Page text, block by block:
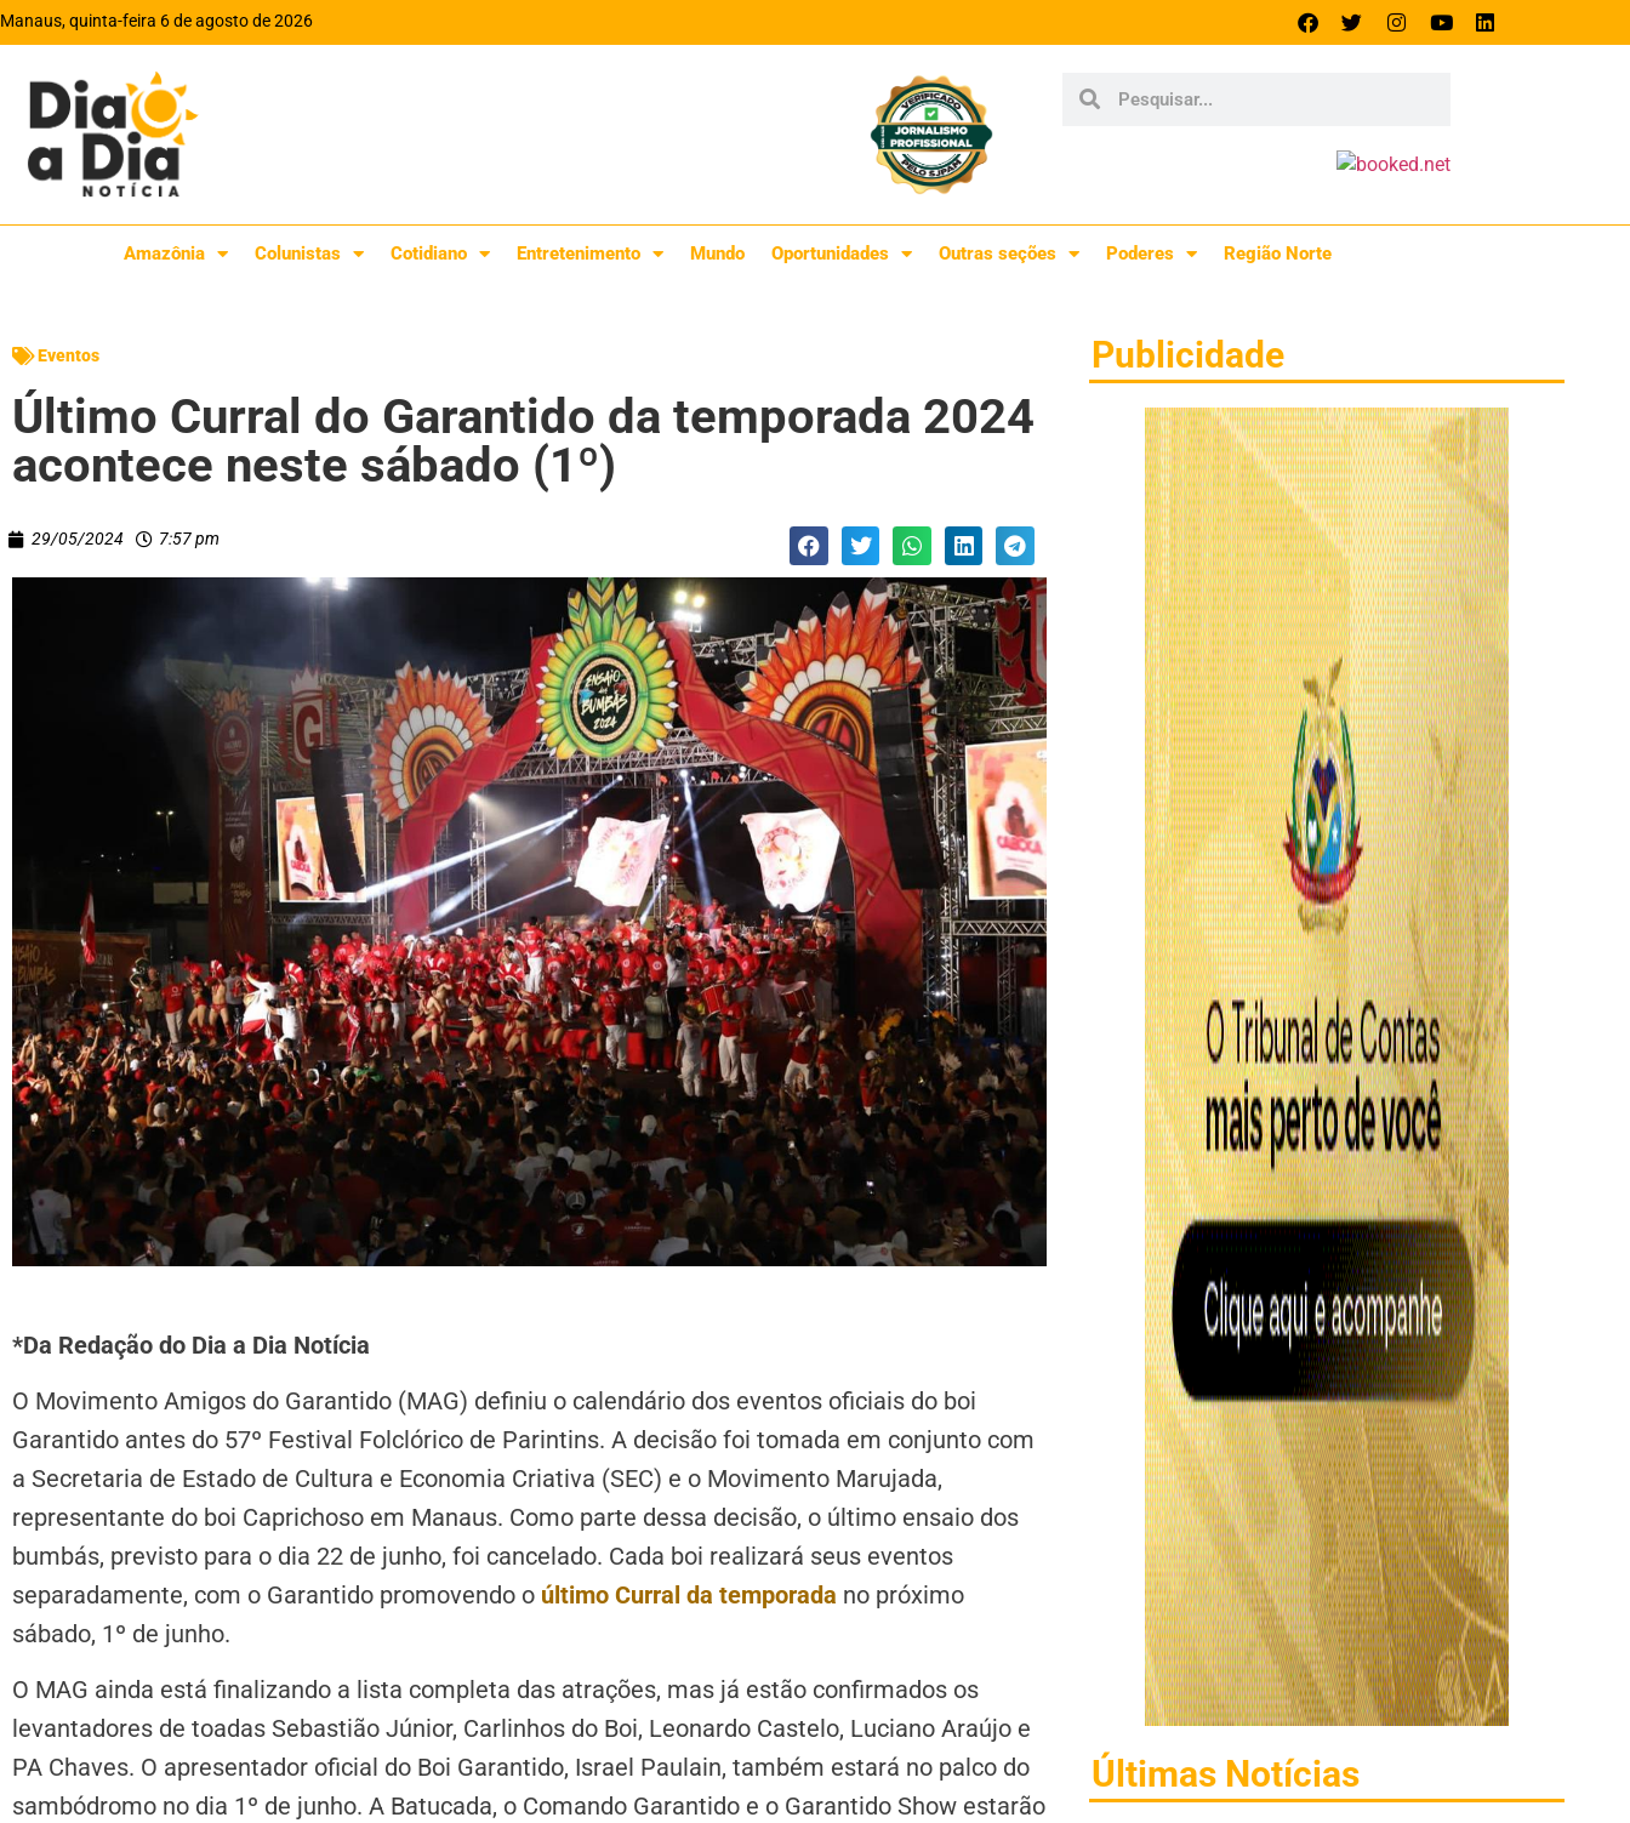
Manaus, quinta-feira 6 de agosto de 2026
Amazônia Colunistas Cotidiano Entretenimento Mundo Oportunidades Outras seções Poderes Região Norte
Eventos
Último Curral do Garantido da temporada 2024
acontece neste sábado (1º)
29/05/2024 7:57 pm
*Da Redação do Dia a Dia Notícia
O Movimento Amigos do Garantido (MAG) definiu o calendário dos eventos oficiais do boi
Garantido antes do 57º Festival Folclórico de Parintins. A decisão foi tomada em conjunto com
a Secretaria de Estado de Cultura e Economia Criativa (SEC) e o Movimento Marujada,
representante do boi Caprichoso em Manaus. Como parte dessa decisão, o último ensaio dos
bumbás, previsto para o dia 22 de junho, foi cancelado. Cada boi realizará seus eventos
separadamente, com o Garantido promovendo o último Curral da temporada no próximo
sábado, 1º de junho.
O MAG ainda está finalizando a lista completa das atrações, mas já estão confirmados os
levantadores de toadas Sebastião Júnior, Carlinhos do Boi, Leonardo Castelo, Luciano Araújo e
PA Chaves. O apresentador oficial do Boi Garantido, Israel Paulain, também estará no palco do
sambódromo no dia 1º de junho. A Batucada, o Comando Garantido e o Garantido Show estarão
Publicidade
Últimas Notícias